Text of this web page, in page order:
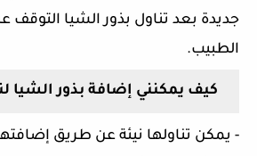
جديدة بعد تناول بذور الشيا التوقف
الطبيب.
كيف يمكنني إضافة بذور الشيا
- يمكن تناولها نيئة عن طريق